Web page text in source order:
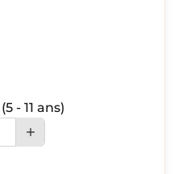
(5 - 11 ans)